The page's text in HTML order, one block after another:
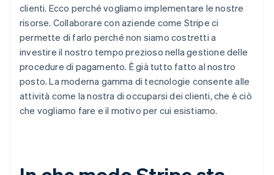
clienti. Ecco perché vogliamo implementare le nostre
risorse. Collaborare con aziende come Stripe ci
permette di farlo perché non siamo costretti a
investire il nostro tempo prezioso nella gestione delle
procedure di pagamento. È già tutto fatto al nostro
posto. La moderna gamma di tecnologie consente alle
attività come la nostra di occuparsi dei clienti, che è ciò
che vogliamo fare e il motivo per cui esistiamo.